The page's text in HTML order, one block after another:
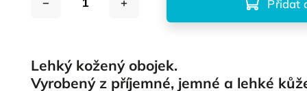
Přidat
Lehký kožený obojek.
Vyrobený z příjemné, jemné a lehké